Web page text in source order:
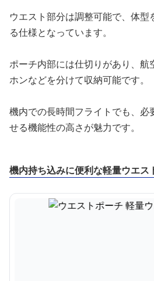
ウエスト部分は調整可能で、体型
る仕様となっています。
ポーチ内部には仕切りがあり、航
ホンなどを分けて収納可能です。
機内での長時間フライトでも、必
せる機能性の高さが魅力です。
機内持ち込みに便利な軽量ウエス